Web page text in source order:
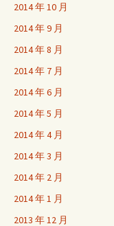
2014 年 10 月
2014 年 9 月
2014 年 8 月
2014 年 7 月
2014 年 6 月
2014 年 5 月
2014 年 4 月
2014 年 3 月
2014 年 2 月
2014 年 1 月
2013 年 12 月